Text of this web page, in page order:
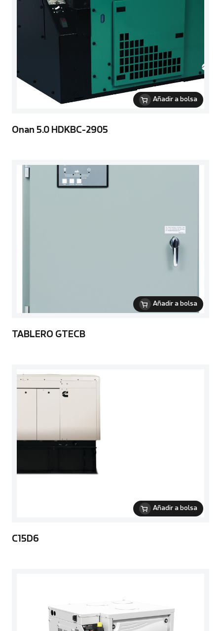
Añadir a bolsa
Onan 5.0 HDKBC-2905
Añadir a bolsa
TABLERO GTECB
Añadir a bolsa
C15D6